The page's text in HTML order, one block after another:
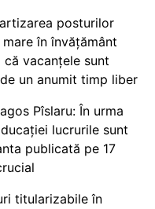
posturilor
în învățământ
vacanțele sunt
un anumit timp liber
Pîslaru: În urma
lucrurile sunt
publicată pe 17
titularizabile în